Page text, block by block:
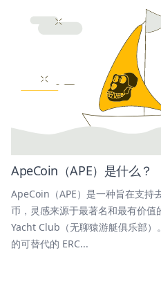
ApeCoin（APE）是什么？
ApeCoin（APE）是一种旨在支持
币，灵感来源于最著名和最有价
Yacht Club（无聊猿游艇俱乐部）
的可替代的 ERC...